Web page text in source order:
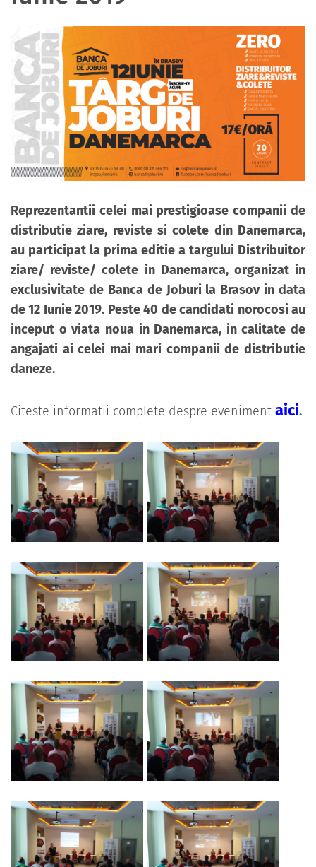
Reprezentantii celei mai prestigioase companii de
distributie ziare, reviste si colete din Danemarca,
au participat la prima editie a targului Distribuitor
ziare/ reviste/ colete in Danemarca, organizat in
exclusivitate de Banca de Joburi la Brasov in data
de 12 Iunie 2019. Peste 40 de candidati norocosiau
inceput o viata noua in Danemarca, in calitate de
angajati ai celei mai mari companii de distributie
daneze.
Citeste informatii complete despre eveniment aici.